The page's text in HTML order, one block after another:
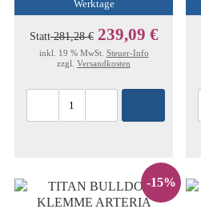
Werktage
Statt281,28 € 239,09 €
inkl. 19 % MwSt. Steuer-Info
zzgl. Versandkosten
-15%